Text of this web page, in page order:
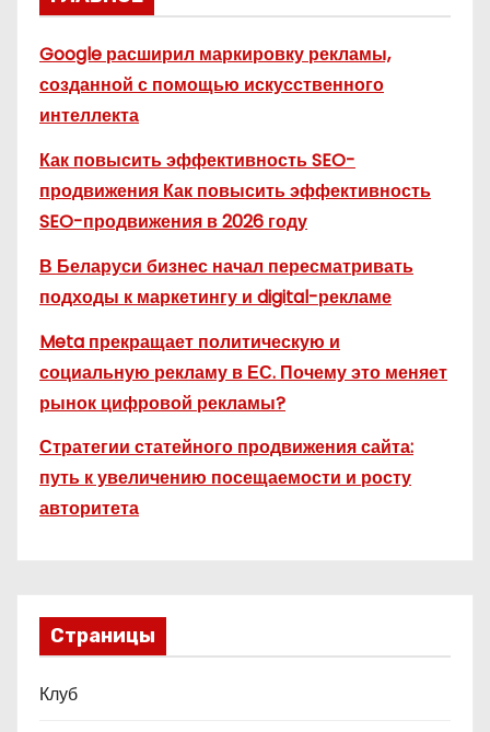
Google расширил маркировку рекламы,
созданной с помощью искусственного
интеллекта
Как повысить эффективность SEO-
продвижения Как повысить эффективность
SEO-продвижения в 2026 году
В Беларуси бизнес начал пересматривать
подходы к маркетингу и digital-рекламе
Meta прекращает политическую и
социальную рекламу в ЕС. Почему это меняет
рынок цифровой рекламы?
Стратегии статейного продвижения сайта:
путь к увеличению посещаемости и росту
авторитета
Страницы
Клуб